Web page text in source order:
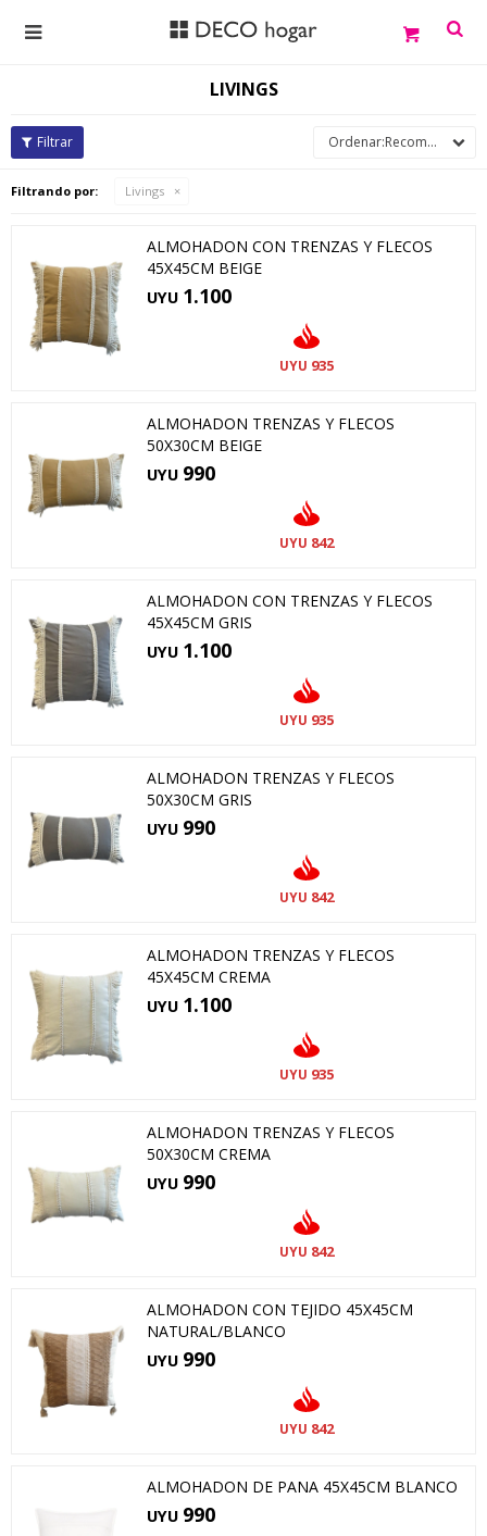

LIVINGS
Recomendados
Filtrando por: Livings
ALMOHADON CON TRENZAS Y FLECOS
45X45CM BEIGE
UYU 1.100
UYU 935
ALMOHADON TRENZAS Y FLECOS
50X30CM BEIGE
UYU 990
UYU 842
ALMOHADON CON TRENZAS Y FLECOS
45X45CM GRIS
UYU 1.100
UYU 935
ALMOHADON TRENZAS Y FLECOS
50X30CM GRIS
UYU 990
UYU 842
ALMOHADON TRENZAS Y FLECOS
45X45CM CREMA
UYU 1.100
UYU 935
ALMOHADON TRENZAS Y FLECOS
50X30CM CREMA
UYU 990
UYU 842
ALMOHADON CON TEJIDO 45X45CM
NATURAL/BLANCO
UYU 990
UYU 842
ALMOHADON DE PANA 45X45CM BLANCO
UYU 990